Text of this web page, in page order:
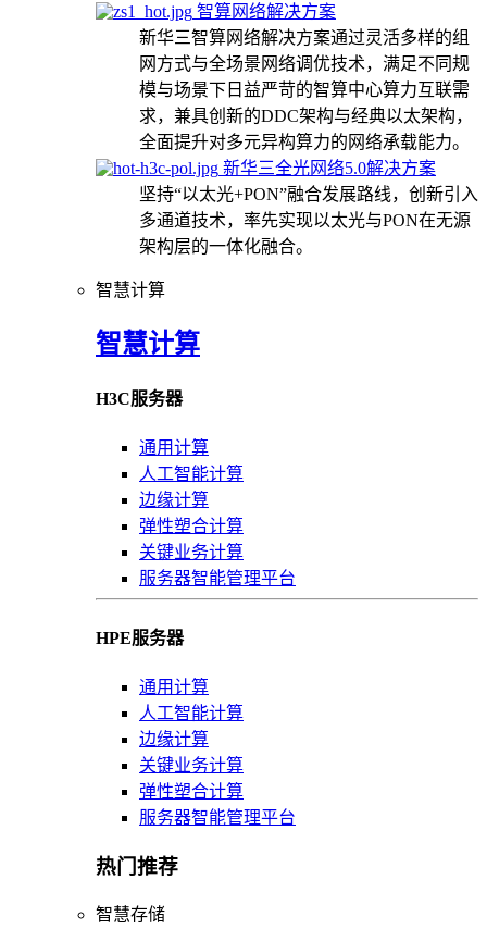
智算网络解决方案
新华三智算网络解决方案通过灵活多样的组
网方式与全场景网络调优技术，满足不同规
模与场景下日益严苛的智算中心算力互联需
求，兼具创新的DDC架构与经典以太架构，
全面提升对多元异构算力的网络承载能力。
新华三全光网络5.0解决方案
坚持“以太光+PON”融合发展路线，创新引入
多通道技术，率先实现以太光与PON在无源
架构层的一体化融合。
智慧计算
智慧计算
H3C服务器
通用计算
人工智能计算
边缘计算
弹性塑合计算
关键业务计算
服务器智能管理平台
HPE服务器
通用计算
人工智能计算
边缘计算
关键业务计算
弹性塑合计算
服务器智能管理平台
热门推荐
智慧存储